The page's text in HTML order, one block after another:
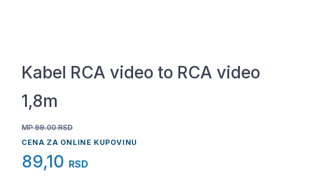
Kabel RCA video to RCA video
1,8m
MP 99.00 RSD
CENA ZA ONLINE KUPOVINU
89,10 RSD